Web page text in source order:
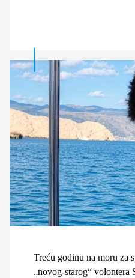
Treću godinu na moru za
„novog-starog“ volontera